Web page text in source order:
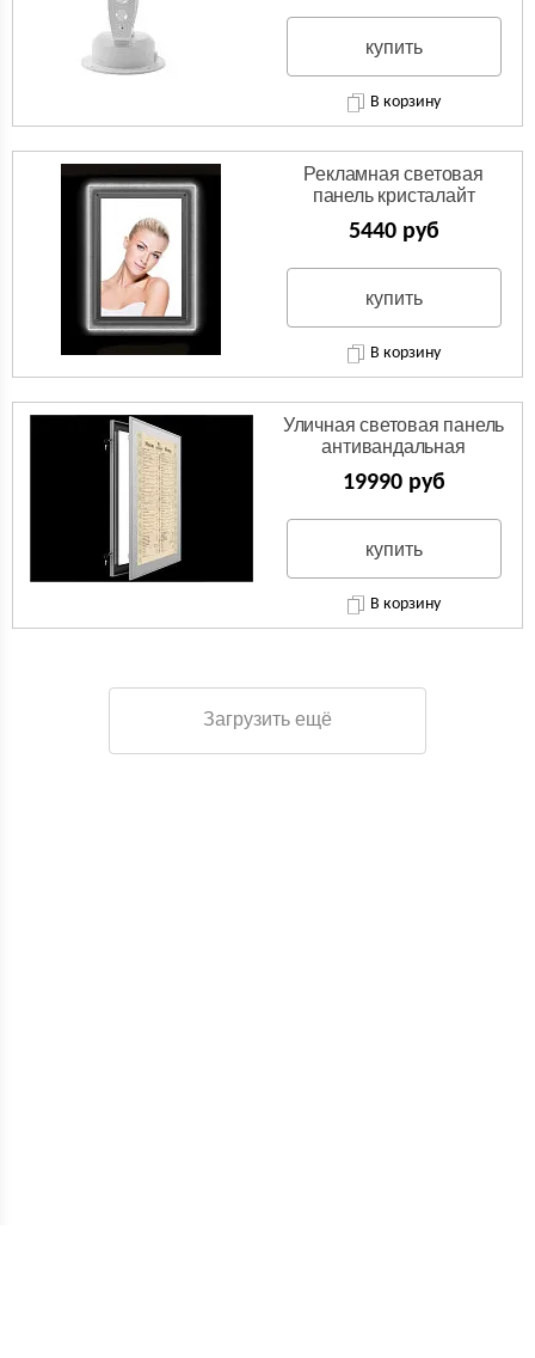
купить
В корзину
Рекламная световая
панель кристалайт
5440 руб
купить
В корзину
Уличная световая панель
антивандальная
19990 руб
купить
В корзину
Загрузить ещё